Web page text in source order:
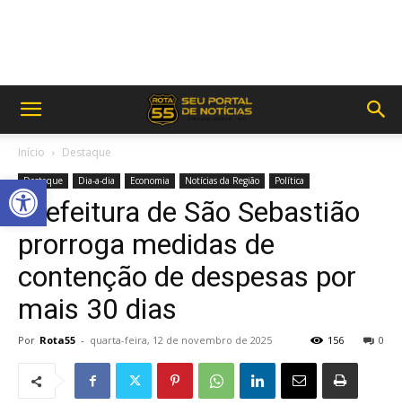
Abrir a barra de ferramentas
Início Destaque
Destaque Dia-a-dia Economia Notícias da Região Política
Prefeitura de São Sebastião
prorroga medidas de
contenção de despesas por
mais 30 dias
Por Rota55 - quarta-feira, 12 de novembro de 2025 0
156